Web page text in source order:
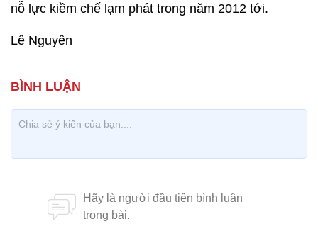
nỗ lực kiềm chế lạm phát trong năm 2012 tới.
Lê Nguyên